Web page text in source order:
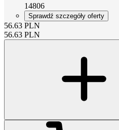
14806
Sprawdź szczegóły oferty
56.63 PLN
56.63 PLN